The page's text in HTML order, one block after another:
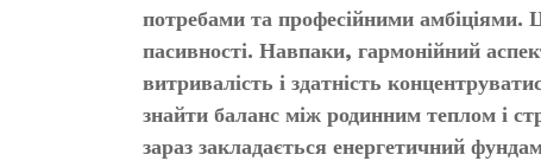
потребами та професійними амбіціями.
пасивності. Навпаки, гармонійний
витривалість і здатність
знайти баланс між родинним теплом і
зараз закладається енергетичний